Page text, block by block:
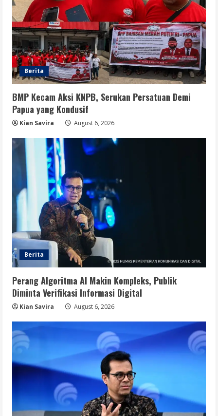
Berita
BMP Kecam Aksi KNPB, Serukan Persatuan Demi
Papua yang Kondusif
Kian Savira August 6, 2026
Berita
Perang Algoritma AI Makin Kompleks, Publik
Diminta Verifikasi Informasi Digital
Kian Savira August 6, 2026